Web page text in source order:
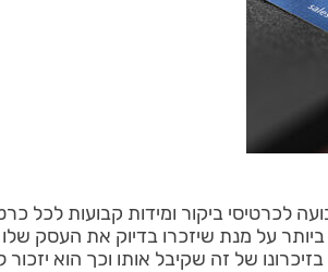
לכרטיסי ביקור ומידות קבועות לכל
ביותר על מנת שיזכרו בדיוק את העסק
של זה שקיבל אותו וכך הוא